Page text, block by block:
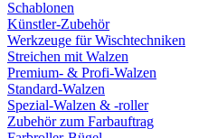
Schablonen
Künstler-Zubehör
Werkzeuge für Wischtechniken
Streichen mit Walzen
Premium- & Profi-Walzen
Standard-Walzen
Spezial-Walzen & -roller
Zubehör zum Farbauftrag